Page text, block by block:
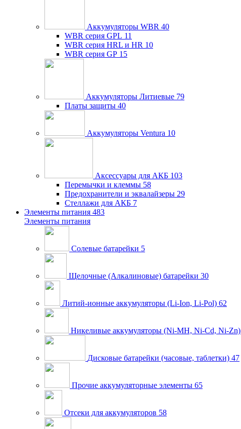
Аккумуляторы WBR 40
WBR серия GPL 11
WBR серия HRL и HR 10
WBR серия GP 15
Аккумуляторы Литиевые 79
Платы защиты 40
Аккумуляторы Ventura 10
Аксессуары для АКБ 103
Перемычки и клеммы 58
Предохранители и эквалайзеры 29
Стеллажи для АКБ 7
Элементы питания 483
Элементы питания
Солевые батарейки 5
Щелочные (Алкалиновые) батарейки 30
Литий-ионные аккумуляторы (Li-Ion, Li-Pol) 62
Никеливые аккумуляторы (Ni-MH, Ni-Cd, Ni-Zn)
Дисковые батарейки (часовые, таблетки) 47
Прочие аккумуляторные элементы 65
Отсеки для аккумуляторов 58